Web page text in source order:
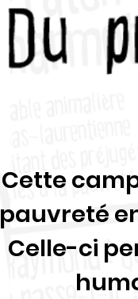
Cette
pauvreté
Celle-ci